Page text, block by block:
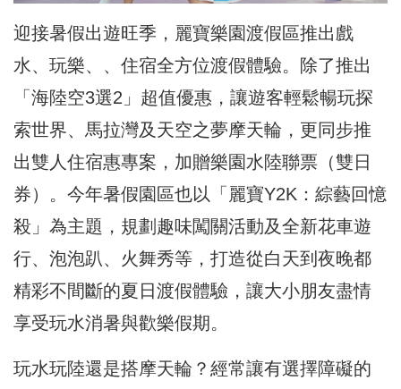
迎接暑假出遊旺季，麗寶樂園渡假區推出戲
水、玩樂、、住宿全方位渡假體驗。除了推出
「海陸空3選2」超值優惠，讓遊客輕鬆暢玩探
索世界、馬拉灣及天空之夢摩天輪，更同步推
出雙人住宿惠專案，加贈樂園水陸聯票（雙日
券）。今年暑假園區也以「麗寶Y2K：綜藝回憶
殺」為主題，規劃趣味闖關活動及全新花車遊
行、泡泡趴、火舞秀等，打造從白天到夜晚都
精彩不間斷的夏日渡假體驗，讓大小朋友盡情
享受玩水消暑與歡樂假期。
玩水玩陸還是搭摩天輪？經常讓有選擇障礙的